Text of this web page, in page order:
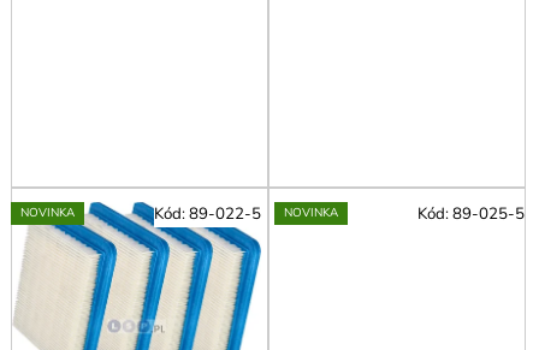
NOVINKA Kód:89-022-5 NOVINKA Kód:89-025-5